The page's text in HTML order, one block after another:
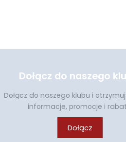
Dołącz do naszego
Dołącz do naszego klubu i
informacje, promocje i
Dołącz